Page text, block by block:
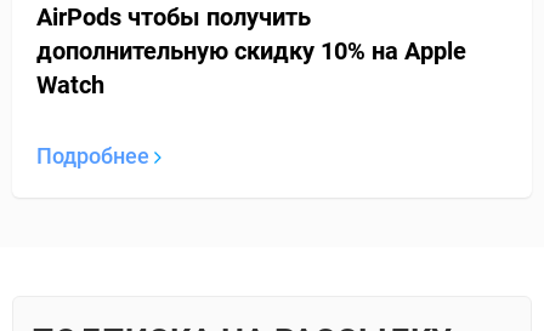
AirPods чтобы получить
дополнительную скидку 10% на Apple
Watch
Подробнее